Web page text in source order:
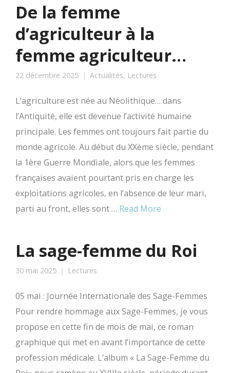
De la femme
d’agriculteur à la
femme agriculteur…
22 décembre 2025 Actualités, Lectures
L’agriculture est née au Néolithique… dans
l’Antiquité, elle est devenue l’activité humaine
principale. Les femmes ont toujours fait partie du
monde agricole. Au début du XXème siècle, pendant
la 1ère Guerre Mondiale, alors que les femmes
françaises avaient pourtant pris en charge les
exploitations agricoles, en l’absence de leur mari,
parti au front, elles sont … Read More
La sage-femme du Roi
30 mai 2025 Lectures
05 mai : Journée Internationale des Sage-Femmes
Pour rendre hommage aux Sage-Femmes, je vous
propose en cette fin de mois de mai, ce roman
graphique qui met en avant l’importance de cette
profession médicale. L’album « La Sage-Femme du